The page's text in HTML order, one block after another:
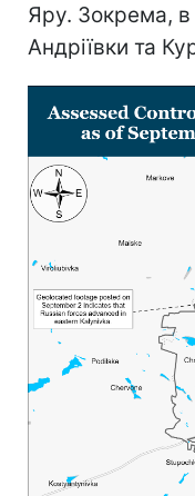
Яру. Зокрема, в
Андріївки та